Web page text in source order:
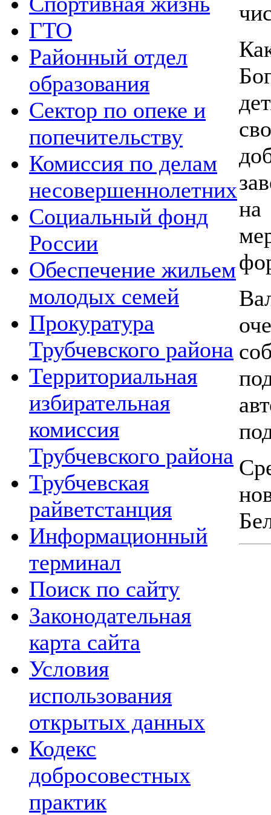
ГТО
Районный отдел
образования
Сектор по опеке и
попечительству
Комиссия по делам
несовершеннолетних
Социальный фонд
России
Обеспечение жильем
молодых семей
Прокуратура
Трубчевского района
Территориальная
избирательная
комиссия
Трубчевского района
Трубчевская
райветстанция
Информационный
терминал
Поиск по сайту
Законодательная
карта сайта
Условия
использования
открытых данных
Кодекс
добросовестных
практик
на